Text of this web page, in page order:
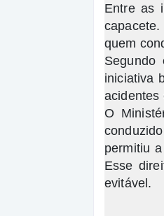
Entre as
quem
iniciativa
acidentes
O
permitiu
Esse
evitável.